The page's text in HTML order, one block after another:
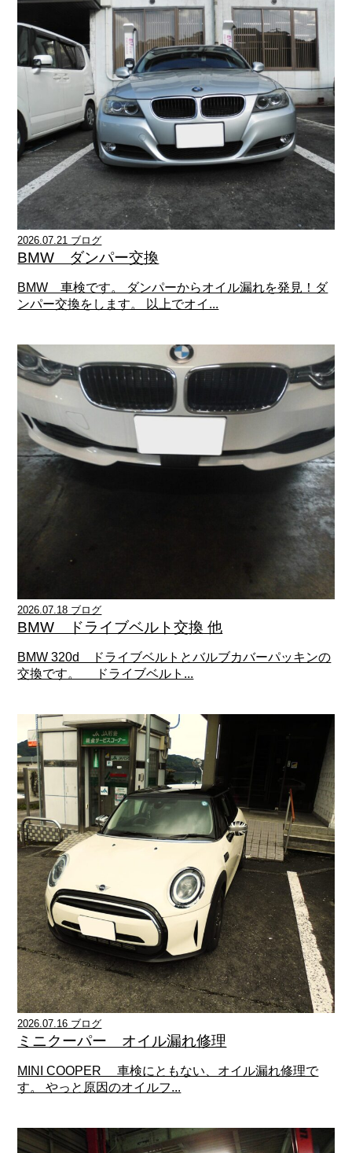
2026.07.21 ブログ
BMW ダンパー交換
BMW 車検です。 ダンパーからオイル漏れを発見！ダ
ンパー交換をします。 以上でオイ...
2026.07.18 ブログ
BMW ドライブベルト交換 他
BMW 320d ドライブベルトとバルブカバーパッキンの
交換です。 ドライブベルト...
2026.07.16 ブログ
ミニクーパー オイル漏れ修理
MINI COOPER 車検にともない、オイル漏れ修理で
す。 やっと原因のオイルフ...